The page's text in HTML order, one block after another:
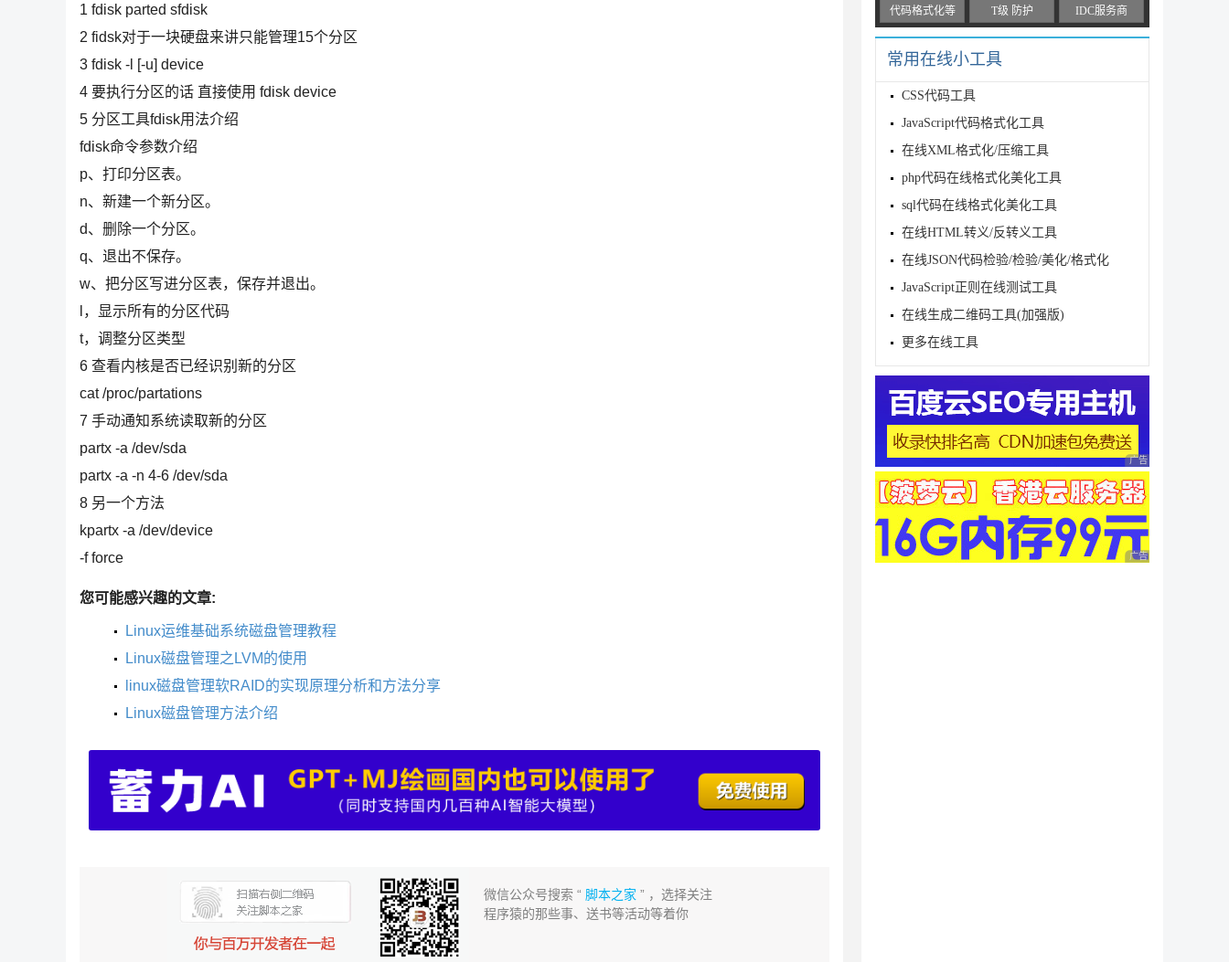
1 fdisk parted sfdisk
2 fidsk对于一块硬盘来讲只能管理15个分区
3 fdisk -l [-u] device
4 要执行分区的话 直接使用 fdisk device
5 分区工具fdisk用法介绍
fdisk命令参数介绍
p、打印分区表。
n、新建一个新分区。
d、删除一个分区。
q、退出不保存。
w、把分区写进分区表，保存并退出。
l，显示所有的分区代码
t，调整分区类型
6 查看内核是否已经识别新的分区
cat /proc/partations
7 手动通知系统读取新的分区
partx -a /dev/sda
partx -a -n 4-6 /dev/sda
8 另一个方法
kpartx -a /dev/device
-f force
您可能感兴趣的文章:
Linux运维基础系统磁盘管理教程
Linux磁盘管理之LVM的使用
linux磁盘管理软RAID的实现原理分析和方法分享
Linux磁盘管理方法介绍
微信公众号搜索 “脚本之家 ” ，选择关注
程序猿的那些事、送书等活动等着你
代码格式化等 T级 防护 IDC服务商
常用在线小工具
CSS代码工具
JavaScript代码格式化工具
在线XML格式化/压缩工具
php代码在线格式化美化工具
sql代码在线格式化美化工具
在线HTML转义/反转义工具
在线JSON代码检验/检验/美化/格式化
JavaScript正则在线测试工具
在线生成二维码工具(加强版)
更多在线工具
广告 商业广告，理性
广告 商业广告，理性